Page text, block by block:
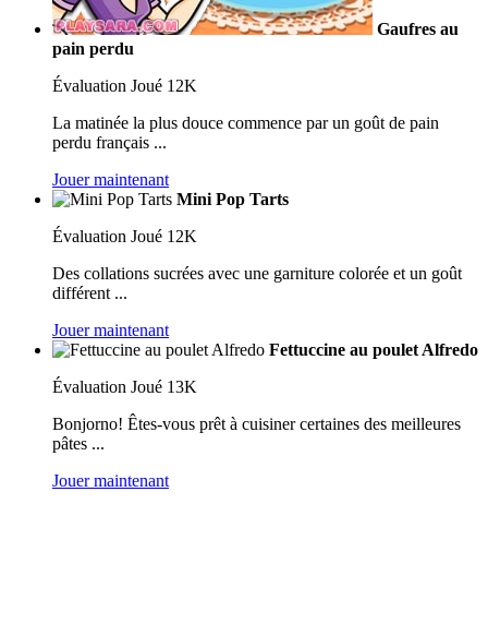
Gaufres au
pain perdu
Évaluation Joué 12K
La matinée la plus douce commence par un goût de pain
perdu français ...
Jouer maintenant
Mini Pop Tarts
Évaluation Joué 12K
Des collations sucrées avec une garniture colorée et un goût
différent ...
Jouer maintenant
Fettuccine au poulet Alfredo
Évaluation Joué 13K
Bonjorno! Êtes-vous prêt à cuisiner certaines des meilleures
pâtes ...
Jouer maintenant